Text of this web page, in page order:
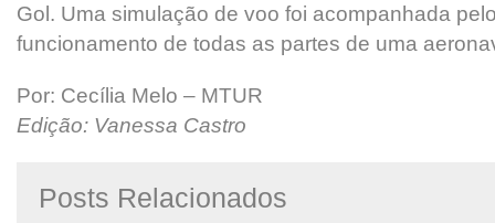
Gol. Uma simulação de voo foi acompanhada
funcionamento de todas as partes de uma
Por: Cecília Melo – MTUR
Edição: Vanessa Castro
Posts Relacionados